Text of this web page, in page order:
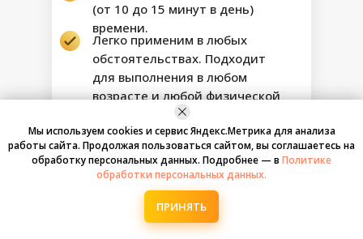
(от 10 до 15 минут в день)
времени.
Легко применим в любых
обстоятельствах. Подходит
для выполнения в любом
возрасте и любой физической
АКТИВИРУЙТЕ АЛГОРИТМ
При регулярном использовании
изменяет состояние
внутренних органов и состав
крови!
Мы используем cookies и сервис Яндекс.Метрика для анализа
работы сайта. Продолжая пользоваться сайтом, вы соглашаетесь на
обработку персональных данных. Подробнее — в Политике
обработки персональных данных.
ПРИНЯТЬ